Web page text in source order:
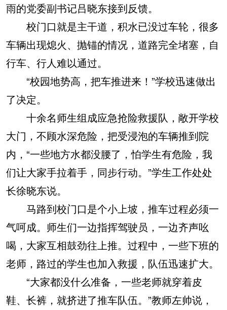
雨的党委副书记吕晓东接到反馈。
校门口就是主干道，积水已没过车轮，很多
车辆出现熄火、抛锚的情况，道路完全堵塞，自
行车、行人难以通过。
“校园地势高，把车推进来！”学校迅速做出
了决定。
十余名师生组成应急抢险救援队，敞开学校
大门，不顾水深危险，把受浸泡的车辆推到院
内，“一些地方水都没腰了，怕学生有危险，我
们让大家手拉着手，同步行动。”学生工作处处
长徐晓东说。
马路到校门口是个小上坡，推车过程必须一
气呵成。师生们一边指挥驾驶员，一边齐声吆
喝，大家互相鼓劲往上推。过程中，一些下班的
老师，路过的学生也加入救援，队伍迅速扩大。
“大家都没什么准备，一些老师就穿着皮
鞋、长裤，就挤进了推车队伍。”教师左帅说，